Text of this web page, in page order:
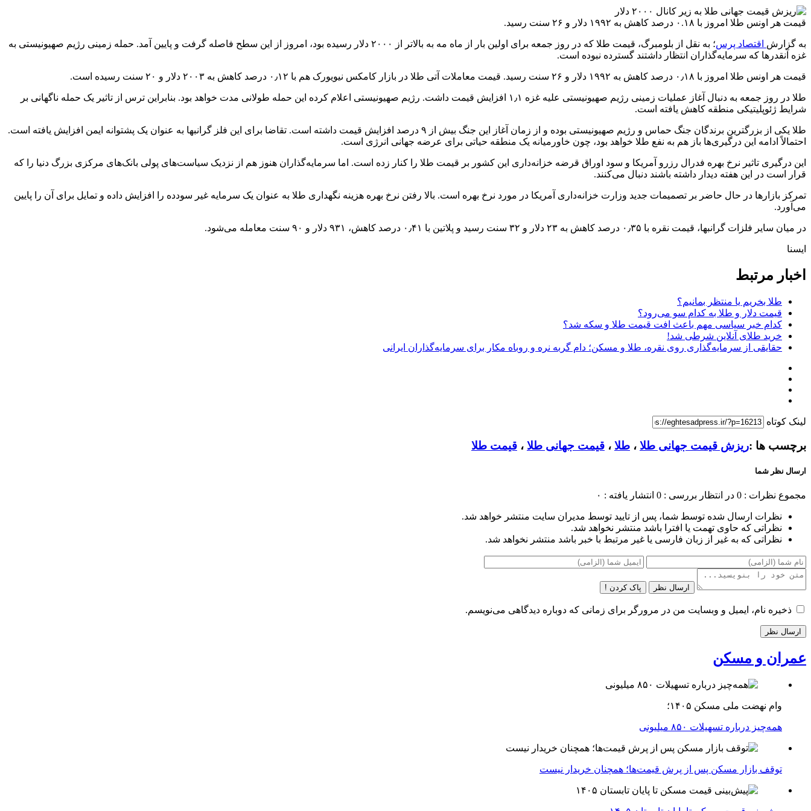
قیمت هر اونس طلا امروز با ۰.۱۸ درصد کاهش به ۱۹۹۲ دلار و ۲۶ سنت رسید.
به گزارش اقتصاد پرس
؛ به نقل از بلومبرگ، قیمت طلا که در روز جمعه برای اولین بار از ماه مه به بالاتر از ۲۰۰۰ دلار رسیده بود، امروز از این سطح فاصله گرفت و پایین آمد. حمله زمینی رژیم صهیونیستی به
غزه آنقدرها که سرمایه‌گذاران انتظار داشتند گسترده نبوده است.
قیمت هر اونس طلا امروز با ۰٫۱۸ درصد کاهش به ۱۹۹۲ دلار و ۲۶ سنت رسید. قیمت معاملات آتی طلا در بازار کامکس نیویورک هم با ۰٫۱۲ درصد کاهش به ۲۰۰۳ دلار و ۲۰ سنت رسیده است.
طلا در روز جمعه به دنبال آغاز عملیات زمینی رژیم صهیونیستی علیه غزه ۱٫۱ افزایش قیمت داشت. رژیم صهیونیستی اعلام کرده این حمله طولانی مدت خواهد بود. بنابراین ترس از تاثیر یک حمله ناگهانی بر
شرایط ژئوپلیتیکی منطقه کاهش یافته است.
طلا یکی از بزرگترین برندگان جنگ حماس و رژیم صهیونیستی بوده و از زمان آغاز این جنگ بیش از ۹ درصد افزایش قیمت داشته است. تقاضا برای این فلز گرانبها به عنوان یک پشتوانه ایمن افزایش یافته است.
احتمالاً ادامه این درگیری‌ها باز هم به نفع طلا خواهد بود، چون خاورمیانه یک منطقه حیاتی برای عرضه جهانی انرژی است.
این درگیری تاثیر نرخ بهره فدرال رزرو آمریکا و سود اوراق قرضه خزانه‌داری این کشور بر قیمت طلا را کنار زده است. اما سرمایه‌گذاران هنوز هم از نزدیک سیاست‌های پولی بانک‌های مرکزی بزرگ دنیا را که
قرار است در این هفته دیدار داشته باشند دنبال می‌کنند.
تمرکز بازارها در حال حاضر بر تصمیمات جدید وزارت خزانه‌داری آمریکا در مورد نرخ بهره است. بالا رفتن نرخ بهره هزینه نگهداری طلا به عنوان یک سرمایه غیر سودده را افزایش داده و تمایل برای آن را پایین
می‌آورد.
در میان سایر فلزات گرانبها، قیمت نقره با ۰٫۳۵ درصد کاهش به ۲۳ دلار و ۳۲ سنت رسید و پلاتین با ۰٫۴۱ درصد کاهش، ۹۳۱ دلار و ۹۰ سنت معامله می‌شود.
ایسنا
اخبار مرتبط
طلا بخریم یا منتظر بمانیم؟
قیمت دلار و طلا به کدام سو می‌رود؟
کدام خبر سیاسی مهم باعث افت قیمت طلا و سکه شد؟
خرید طلای آنلاین شرطی شد!
حقایقی از سرمایه‌گذاری روی نقره، طلا و مسکن؛ دام گربه نره و روباه مکار برای سرمایه‌گذاران ایرانی
لینک کوتاه
برچسب ها :ریزش قیمت جهانی طلا ، طلا ، قیمت جهانی طلا ، قیمت طلا
ارسال نظر شما
مجموع نظرات : 0 در انتظار بررسی : 0 انتشار یافته : ۰
نظرات ارسال شده توسط شما، پس از تایید توسط مدیران سایت منتشر خواهد شد.
نظراتی که حاوی تهمت یا افترا باشد منتشر نخواهد شد.
نظراتی که به غیر از زبان فارسی یا غیر مرتبط با خبر باشد منتشر نخواهد شد.
ارسال نظر پاک کردن !
ذخیره نام، ایمیل و وبسایت من در مرورگر برای زمانی که دوباره دیدگاهی می‌نویسم.
عمران و مسکن
وام نهضت ملی مسکن ۱۴۰۵؛
همه‌چیز درباره تسهیلات ۸۵۰ میلیونی
توقف بازار مسکن پس از پرش قیمت‌ها؛ همچنان خریدار نیست